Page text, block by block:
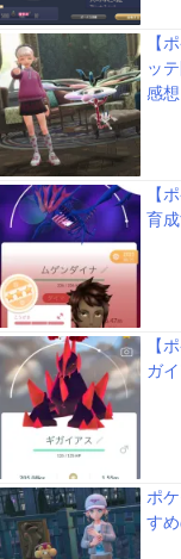
【
ッ
感想
【
育
【
ガ
ポ
す